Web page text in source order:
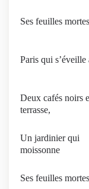
Ses feuilles
Paris qui s’éveille
Deux cafés noirs
terrasse,
Un jardinier qui
moissonne
Ses feuilles